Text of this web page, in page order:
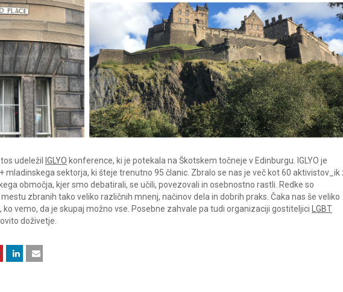
udeležil IGLYO konference, ki je potekala na Škotskem točneje v Edinburgu. IGLYO je
mladinskega sektorja, ki šteje trenutno 95 članic. Zbralo se nas je več kot 60 aktivistov_ik
območja, kjer smo debatirali, se učili, povezovali in osebnostno rastli. Redke so
zbranih tako veliko različnih mnenj, načinov dela in dobrih praks. Čaka nas še veliko
ko vemo, da je skupaj možno vse. Posebne zahvale pa tudi organizaciji gostiteljici LGBT
doživetje.